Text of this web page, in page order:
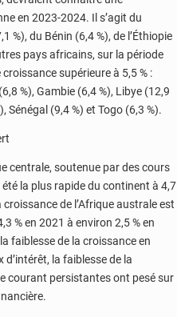
en 2023-2024. Il s’agit du
%), du Bénin (6,4 %), de l’Éthiopie
pays africains, sur la période
supérieure à 5,5 % :
%), Gambie (6,4 %), Libye (12,9
Sénégal (9,4 %) et Togo (6,3 %).
centrale, soutenue par des cours
la plus rapide du continent à 4,7
croissance de l’Afrique australe est
% en 2021 à environ 2,5 % en
faiblesse de la croissance en
la faiblesse de la
courant persistantes ont pesé sur